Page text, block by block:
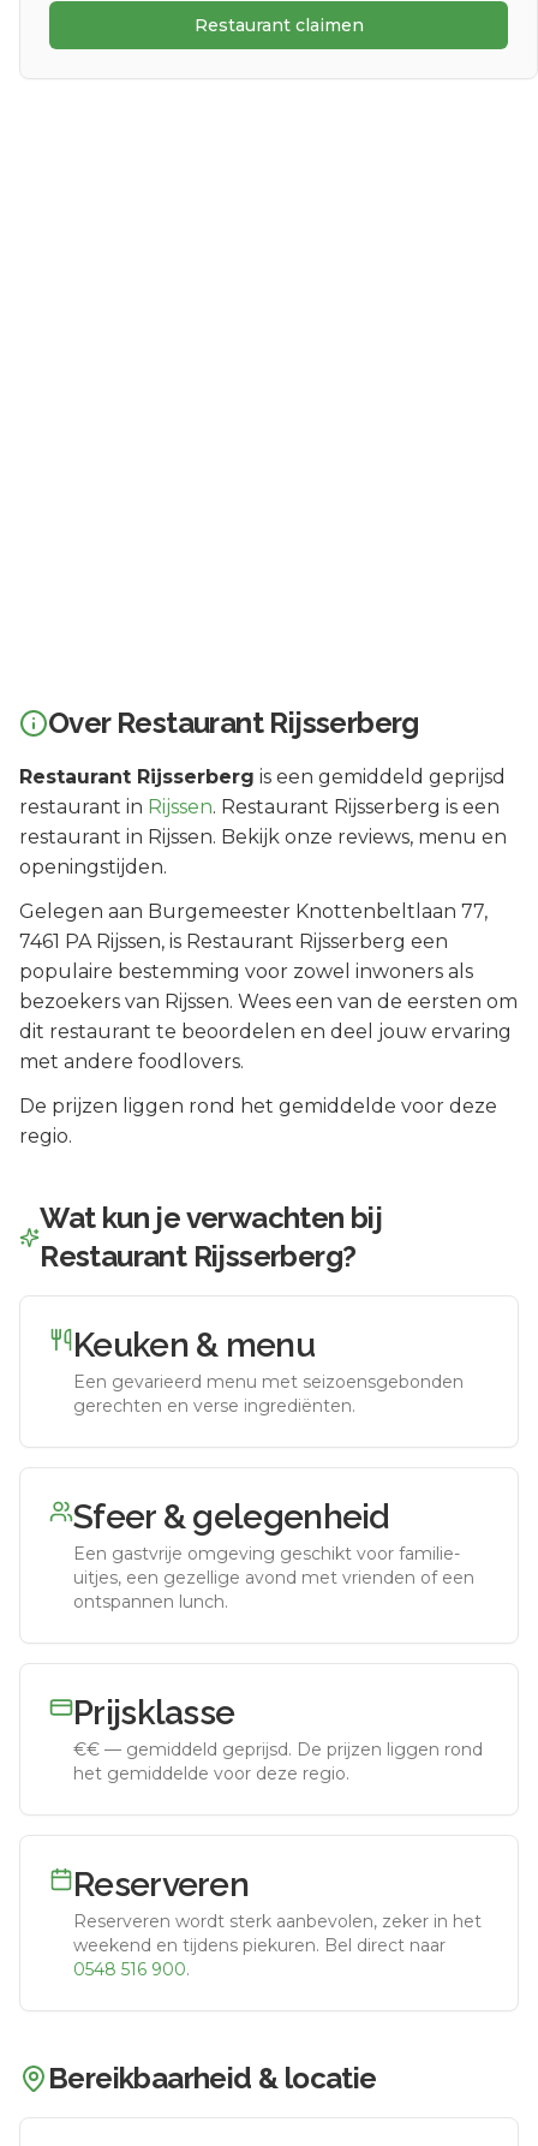
Restaurant claimen
Over Restaurant Rijsserberg
Restaurant Rijsserberg is een gemiddeld geprijsd
restaurant in Rijssen. Restaurant Rijsserberg is een
restaurant in Rijssen. Bekijk onze reviews, menu en
openingstijden.
Gelegen aan Burgemeester Knottenbeltlaan 77,
7461 PA Rijssen, is Restaurant Rijsserberg een
populaire bestemming voor zowel inwoners als
bezoekers van Rijssen. Wees een van de eersten om
dit restaurant te beoordelen en deel jouw ervaring
met andere foodlovers.
De prijzen liggen rond het gemiddelde voor deze
regio.
Wat kun je verwachten bij
Restaurant Rijsserberg?
Keuken & menu
Een gevarieerd menu met seizoensgebonden
gerechten en verse ingrediënten.
Sfeer & gelegenheid
Een gastvrije omgeving geschikt voor familie-
uitjes, een gezellige avond met vrienden of een
ontspannen lunch.
Prijsklasse
€€ — gemiddeld geprijsd. De prijzen liggen rond
het gemiddelde voor deze regio.
Reserveren
Reserveren wordt sterk aanbevolen, zeker in het
weekend en tijdens piekuren. Bel direct naar
0548 516 900.
Bereikbaarheid & locatie